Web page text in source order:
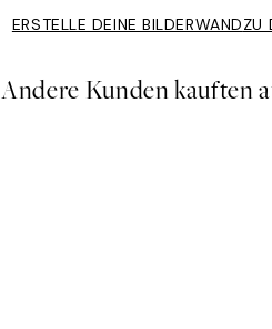
ERSTELLE DEINE BILDERWANDZU
Andere Kunden kauften